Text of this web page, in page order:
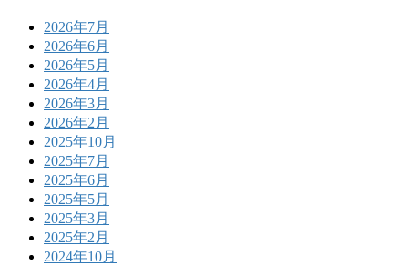
2026年7月
2026年6月
2026年5月
2026年4月
2026年3月
2026年2月
2025年10月
2025年7月
2025年6月
2025年5月
2025年3月
2025年2月
2024年10月